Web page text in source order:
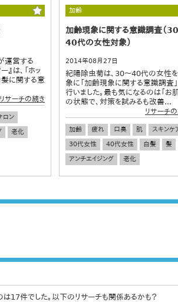
運営する
』は、「ホッ
髪に関する意
リサーチの続き
ロン
老化
加齢
加齢現象に関する意識調査（
40代の女性対象）
2014年08月27日
紀陽除虫菊は、30～40代の女性
象に「加齢現象に関する意識調査
行いました。最も気になるのは「お肌
の状態で、対策を試みるも改善...
リサーチ
加齢 疲れ 口臭 肌
スキンケ
30代女性
40代女性 白髪
髪
アンチエイジング
老化
17件でした。以下のリサーチも関係あるかも？